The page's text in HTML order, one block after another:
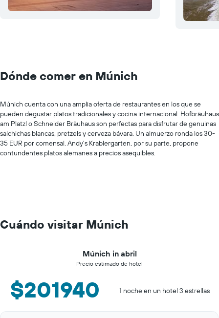
Dónde comer en Múnich
Múnich cuenta con una amplia oferta de restaurantes en los que se
pueden degustar platos tradicionales y cocina internacional. Hofbräuhaus
am Platzl o Schneider Bräuhaus son perfectas para disfrutar de genuinas
salchichas blancas, pretzels y cerveza bávara. Un almuerzo ronda los 30-
35 EUR por comensal. Andy's Krablergarten, por su parte, propone
contundentes platos alemanes a precios asequibles.
Cuándo visitar Múnich
Múnich in abril
Precio estimado de hotel
$201940 1 noche en un hotel 3 estrellas